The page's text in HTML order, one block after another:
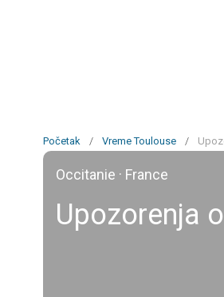
Početak / Vreme Toulouse /
Occitanie · France
Upozorenja